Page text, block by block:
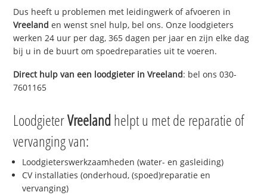
Dus heeft u problemen met leidingwerk of afvoeren in
Vreeland en wenst snel hulp, bel ons. Onze loodgieters
werken 24 uur per dag, 365 dagen per jaar en zijn elke dag
bij u in de buurt om spoedreparaties uit te voeren.
Direct hulp van een loodgieter inVreeland: bel ons 030-
7601165
LoodgieterVreelandhelpt u met de reparatie of
vervanging van:
Loodgieterswerkzaamheden (water- en gasleiding)
CV installaties (onderhoud, (spoed)reparatie en
vervanging)